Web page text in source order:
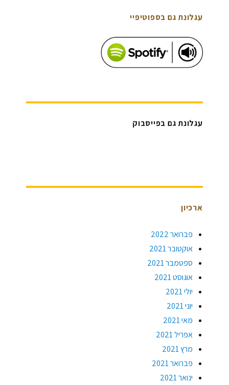
עגלונת גם בספוטיפיי
עגלונת גם בפייסבוק
ארכיון
פברואר 2022
אוקטובר 2021
ספטמבר 2021
אוגוסט 2021
יולי 2021
יוני 2021
מאי 2021
אפריל 2021
מרץ 2021
פברואר 2021
ינואר 2021